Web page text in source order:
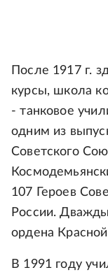
После 1917 г.
курсы, школа
- танковое
одним из
Советского
107 Героев
России.
ордена
В 1991 году